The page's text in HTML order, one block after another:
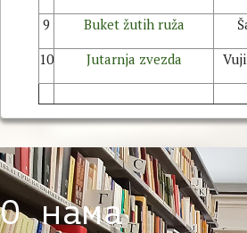
9
Buket žutih ruža
10
Jutarnja zvezda
О нама